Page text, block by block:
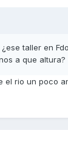
taller en
a que altura?
el rio un poco